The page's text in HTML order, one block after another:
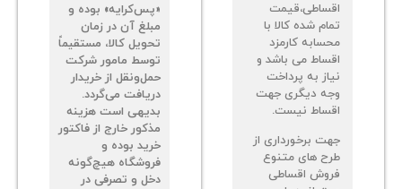
شده کالا با
می باشد و
به پرداخت
دیگری جهت
برخورداری از
های متنوع
«پس‌کرایه» بوده و
مبلغ آن در زمان
تحویل کالا، مستقیماً
توسط مامور شرکت
حمل‌ونقل از خریدار
دریافت می‌گردد.
بدیهی است هزینه
مذکور خارج از فاکتور
فروشگاه هیچ‌گونه
دخل و تصرفی در